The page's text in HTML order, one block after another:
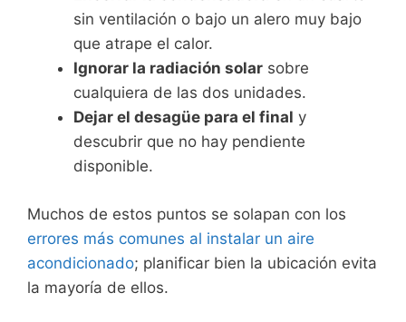
sin ventilación o bajo un alero muy bajo
que atrape el calor.
Ignorar la radiación solar sobre
cualquiera de las dos unidades.
Dejar el desagüe para el final y
descubrir que no hay pendiente
disponible.
Muchos de estos puntos se solapan con los
errores más comunes al instalar un aire
acondicionado; planificar bien la ubicación evita
la mayoría de ellos.